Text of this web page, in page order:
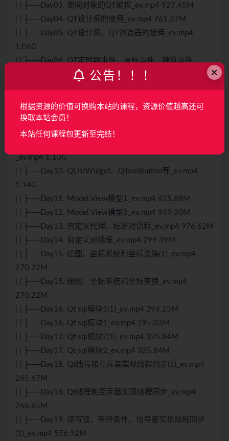
| | ├──Day03. 面向对象的QT编程_ev.mp4 927.45M
| | ├──Day04. QT设计师的使用_ev.mp4 761.37M
| | ├──Day05. QT设计师、QT创造器的使用_ev.mp4
1.06G
| | ├──Day06. QT定时器事件、鼠标事件、键盘事件
| | ├──Day07：Qt布局管理、包括分隔窗口、停靠窗口、
堆栈窗口_ev.mp4 776.72M
| | ├──Day08. 基本控件、日期时间控件、日历控件
_ev.mp4 806.83M
_ev.mp4 1.13G
| | ├──Day10. QListWidget、QToolButton等_ev.mp4
1.14G
| | ├──Day11. Model.View模型1_ev.mp4 625.88M
| | ├──Day12. Model.View模型2_ev.mp4 949.30M
| | ├──Day13. 自定义代理、标准对话框_ev.mp4 976.62M
| | ├──Day14. 自定义对话框_ev.mp4 299.39M
| | ├──Day15. 绘图、坐标系统和坐标变换(1)_ev.mp4
270.22M
| | ├──Day15. 绘图、坐标系统和坐标变换_ev.mp4
270.22M
| | ├──Day16. Qt sql模块1(1)_ev.mp4 296.23M
| | ├──Day16. Qt sql模块1_ev.mp4 295.03M
| | ├──Day17. Qt sql模块2(1)_ev.mp4 325.84M
| | ├──Day17. Qt sql模块2_ev.mp4 325.84M
| | ├──Day18. Qt线程和互斥量实现线程同步(1)_ev.mp4
265.67M
| | ├──Day18. Qt线程和互斥量实现线程同步_ev.mp4
266.65M
| | ├──Day19. 读写锁、等待条件、信号量实现线程同步
(1)_ev.mp4 556.92M
×
公告！！！
根据资源的价值可换购本站的课程，资源价值越高还可
换取本站会员！
本站任何课程包更新至完结！